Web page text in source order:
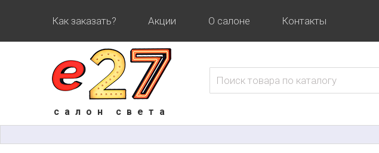
Как заказать? Акции О салоне Контакты
салон света